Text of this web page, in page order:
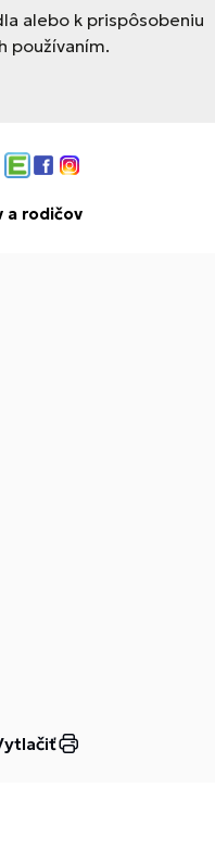
alebo k prispôsobeniu
používaním.
Edupage
Facebook
Instagram
a rodičov